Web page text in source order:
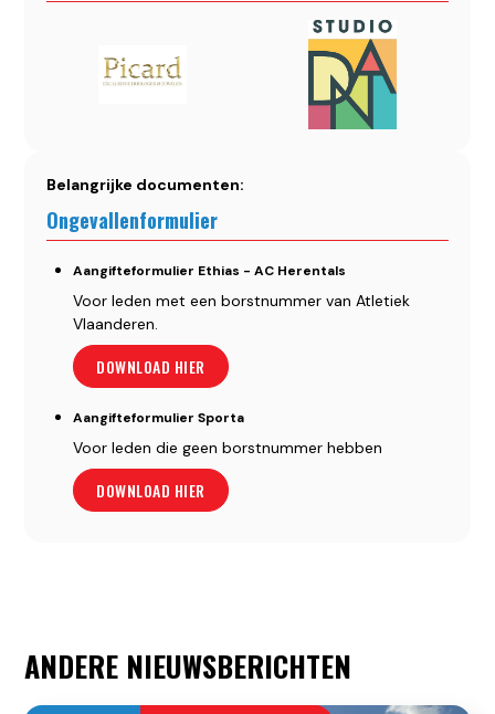
Belangrijke documenten:
Ongevallenformulier
Aangifteformulier Ethias - AC Herentals
Voor leden met een borstnummer van Atletiek
Vlaanderen.
DOWNLOAD HIER
Aangifteformulier Sporta
Voor leden die geen borstnummer hebben
DOWNLOAD HIER
ANDERE NIEUWSBERICHTEN